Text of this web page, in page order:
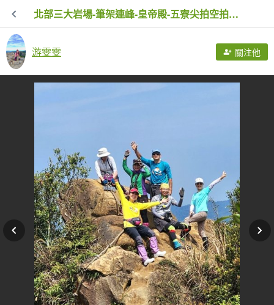
北部三大岩場-筆架連峰-皇帝殿-五寮尖拍空拍寫真💙
游雯雯 關注他